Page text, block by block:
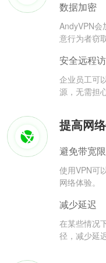
数据加密
AndyVPN会
意行为者窃
安全远程
企业员工可
源，无需担
提高网
避免带宽
使用VPN可
网络体验。
减少延迟
在某些情况
径，减少延